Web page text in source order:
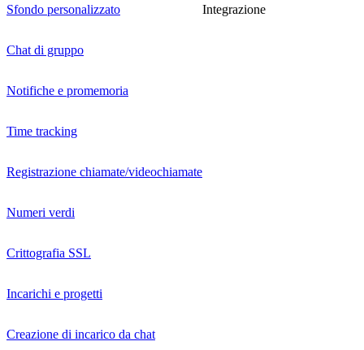
Sfondo personalizzato Integrazione
Chat di gruppo
Notifiche e promemoria
Time tracking
Registrazione chiamate/videochiamate
Numeri verdi
Crittografia SSL
Incarichi e progetti
Creazione di incarico da chat